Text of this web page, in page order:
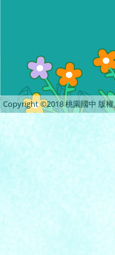
Copyright ©2018 桃園國中 版